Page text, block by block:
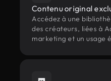
Contenu original
Accédez à une
des créateurs, liées à
marketing et un usage